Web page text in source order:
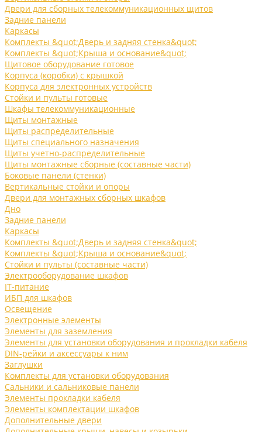
Двери для сборных телекоммуникационных щитов
Задние панели
Каркасы
Комплекты &quot;Дверь и задняя стенка&quot;
Комплекты &quot;Крыша и основание&quot;
Щитовое оборудование готовое
Корпуса (коробки) с крышкой
Корпуса для электронных устройств
Стойки и пульты готовые
Шкафы телекоммуникационные
Щиты монтажные
Щиты распределительные
Щиты специального назначения
Щиты учетно-распределительные
Щиты монтажные сборные (составные части)
Боковые панели (стенки)
Вертикальные стойки и опоры
Двери для монтажных сборных шкафов
Дно
Задние панели
Каркасы
Комплекты &quot;Дверь и задняя стенка&quot;
Комплекты &quot;Крыша и основание&quot;
Стойки и пульты (составные части)
Электрооборудование шкафов
IT-питание
ИБП для шкафов
Освещение
Электронные элементы
Элементы для заземления
Элементы для установки оборудования и прокладки кабеля
DIN-рейки и аксессуары к ним
Заглушки
Комплекты для установки оборудования
Сальники и сальниковые панели
Элементы прокладки кабеля
Элементы комплектации шкафов
Дополнительные двери